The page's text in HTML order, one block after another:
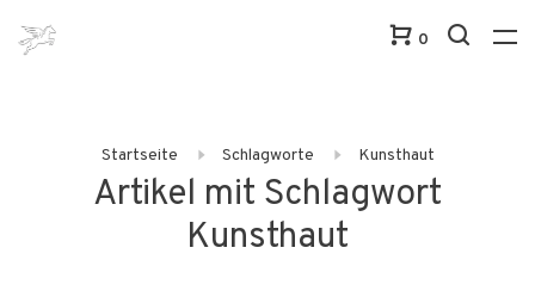
0
Startseite Schlagworte Kunsthaut
Artikel mit Schlagwort
Kunsthaut